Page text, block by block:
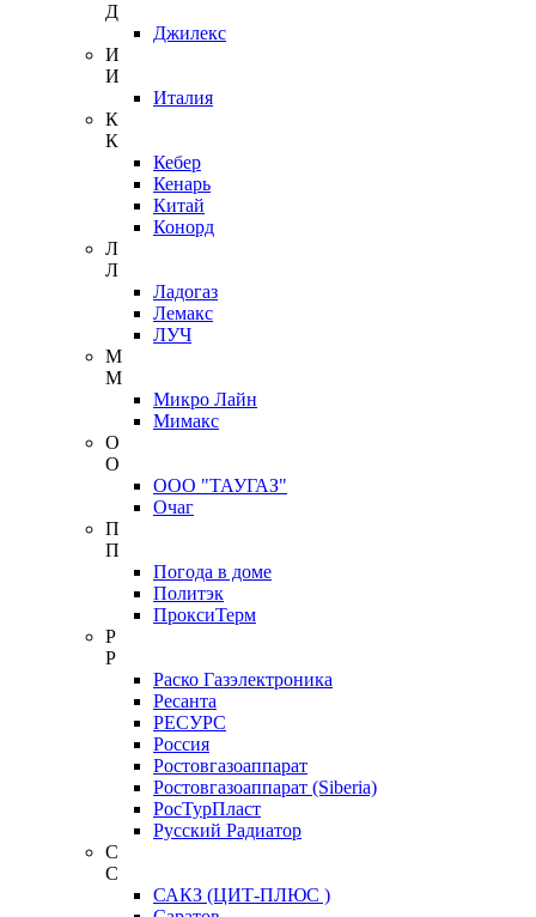
Д
Джилекс
И
И
Италия
К
К
Кебер
Кенарь
Китай
Конорд
Л
Л
Ладогаз
Лемакс
ЛУЧ
М
М
Микро Лайн
Мимакс
О
О
ООО "ТАУГАЗ"
Очаг
П
П
Погода в доме
Политэк
ПроксиТерм
Р
Р
Раско Газэлектроника
Ресанта
РЕСУРС
Россия
Ростовгазоаппарат
Ростовгазоаппарат (Siberia)
РосТурПласт
Русский Радиатор
С
С
САКЗ (ЦИТ-ПЛЮС )